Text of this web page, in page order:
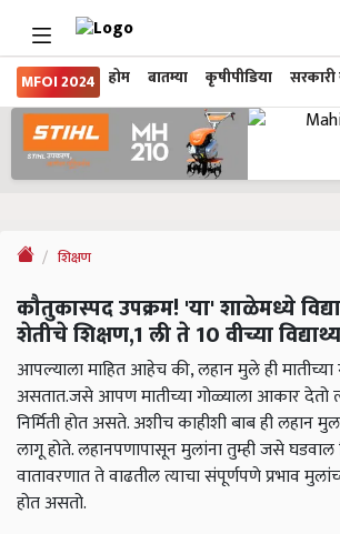
MFOI 2024 होम बातम्या कृषीपीडिया
शिक्षण
कौतुकास्पद उपक्रम! 'या' शाळेमध्ये
शेतीचे शिक्षण,1 ली ते 10 वीच्या
आपल्याला माहित आहेच की, लहान मुले ही मातीच्या
असतात.जसे आपण मातीच्या गोळ्याला आकार देतो
निर्मिती होत असते. अशीच काहीशी बाब ही लहान
लागू होते. लहानपणापासून मुलांना तुम्ही जसे घडवाल
वातावरणात ते वाढतील त्याचा संपूर्णपणे प्रभाव
होत असतो.